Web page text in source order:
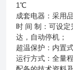
1℃
成套电器：采用
时 间 制：可设定
达，自动停机；
超温保护：内置
运行方式：全量